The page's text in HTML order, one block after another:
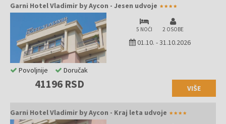
Garni Hotel Vladimir by Aycon - Jesen udvoje
5 NOĆI 2 OSOBE
01.10. -31.10.2026
41196 RSD VIŠE
Povoljnije Doručak
Garni Hotel Vladimir by Aycon - Kraj leta udvoje